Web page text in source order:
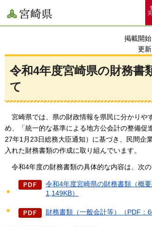
宮崎県
掲載開
更
令和4年度宮崎県の財務書
て
宮崎県では、県の財政情報を県民に分かりや
め、「統一的な基準による地方公会計の整備促
27年1月23日総務大臣通知）に基づき、民間企
入れた財務書類の作成に取り組んでいます。
令和4年度の財務書類の具体的な内容は、次の
令和4年度宮崎県の財務書類（概要
1,149KB）
財務書類（一般会計等）（PDF：